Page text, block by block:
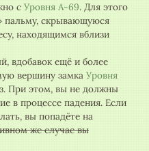
с Уровня А-69. Для этого
пальму, скрывающуюся
находящимся вблизи
вдобавок ещё и более
вершину замка Уровня
При этом, вы не должны
в процессе падения. Если
вы попадёте на
же случае вы